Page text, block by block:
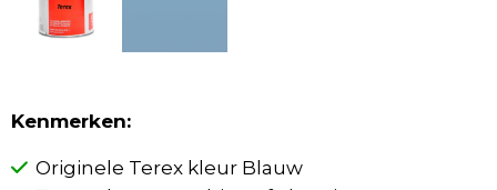
Kenmerken:
Originele Terex kleur Blauw